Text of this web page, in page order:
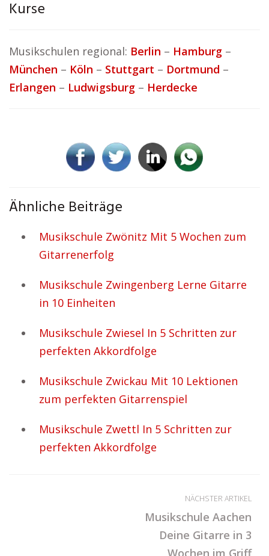
Kurse
Musikschulen regional: Berlin – Hamburg –
München – Köln – Stuttgart – Dortmund –
Erlangen – Ludwigsburg – Herdecke
Ähnliche Beiträge
Musikschule Zwönitz Mit 5 Wochen zum
Gitarrenerfolg
Musikschule Zwingenberg Lerne Gitarre
in 10 Einheiten
Musikschule Zwiesel In 5 Schritten zur
perfekten Akkordfolge
Musikschule Zwickau Mit 10 Lektionen
zum perfekten Gitarrenspiel
Musikschule Zwettl In 5 Schritten zur
perfekten Akkordfolge
NÄCHSTER ARTIKEL
Musikschule Aachen
Deine Gitarre in 3
Wochen im Griff